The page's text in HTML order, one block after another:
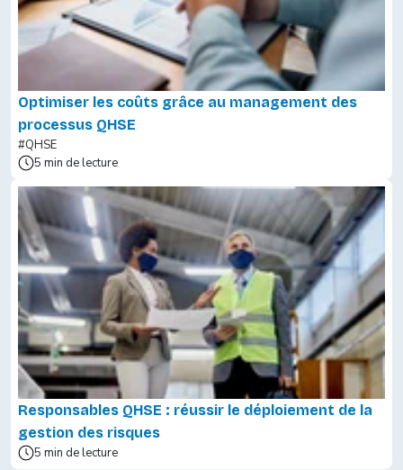
Optimiser les coûts grâce au management des
processus QHSE
#QHSE
5 min de lecture
Responsables QHSE : réussir le déploiement de la
gestion des risques
5 min de lecture